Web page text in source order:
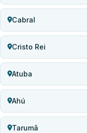
Cabral
Cristo Rei
Atuba
Ahú
Tarumã